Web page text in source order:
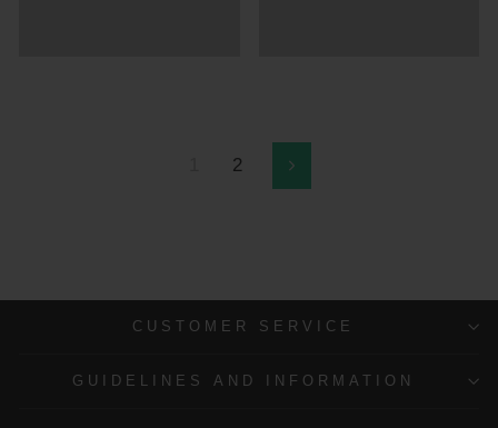
2 Next
CUSTOMER SERVICE
GUIDELINES AND INFORMATION